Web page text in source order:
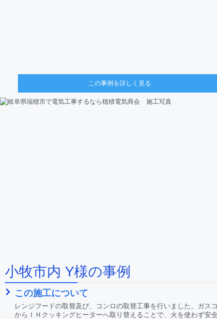
この事例を詳しく見る
小牧市内 Y様の事例
この施工について
レンジフードの取替及び、コンロの取替工事を行いました。ガス
からＩＨクッキングヒーターへ取り替えることで、火を使わず安